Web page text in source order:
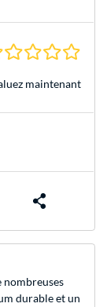
maintenant
nombreuses
durable et un